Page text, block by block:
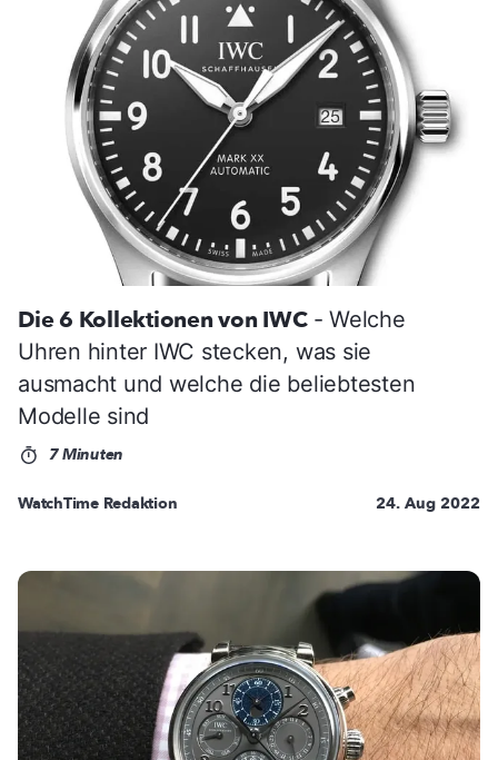
Die 6 Kollektionen von IWC - Welche
Uhren hinter IWC stecken, was sie
ausmacht und welche die beliebtesten
Modelle sind
7 Minuten
WatchTime Redaktion 24. Aug 2022